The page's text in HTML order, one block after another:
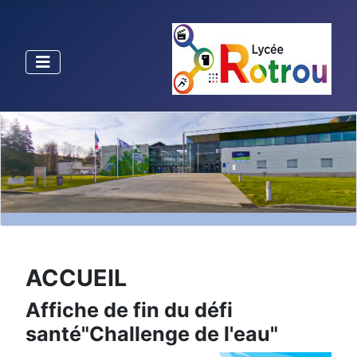
ACCUEIL
Affiche de fin du défi
santé"Challenge de l'eau"